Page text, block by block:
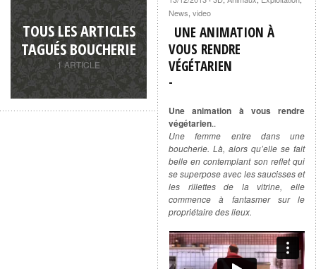
TOUS LES ARTICLES
TAGUÉS BOUCHERIE
1 ARTICLE
News, video
UNE ANIMATION À
VOUS RENDRE
VÉGÉTARIEN
Une animation à vous rendre
végétarien..
Une femme entre dans une
boucherie. Là, alors qu’elle se fait
belle en contemplant son reflet qui
se superpose avec les saucisses et
les rillettes de la vitrine, elle
commence à fantasmer sur le
propriétaire des lieux.